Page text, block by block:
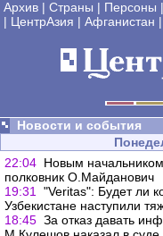
Архив | Страны | Персоны |
| ЦентрАзия | Афганистан |
Новости и события
22:04 Новым
полковник О.Майданович
19:31
"Veritas": Будет ли
Узбекистане наступили
18:45 За отказ давать